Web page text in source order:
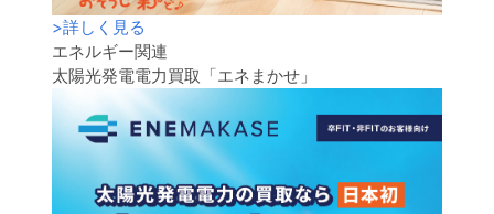
>詳しく見る
エネルギー関連
太陽光発電電力買取「エネまかせ」